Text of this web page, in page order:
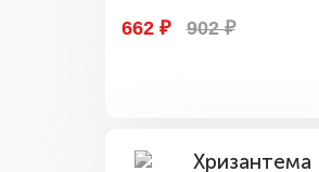
662 ₽ 902 ₽